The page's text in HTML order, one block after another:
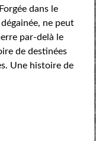
dans le
ne peut
par-delà le
de destinées
Une histoire de